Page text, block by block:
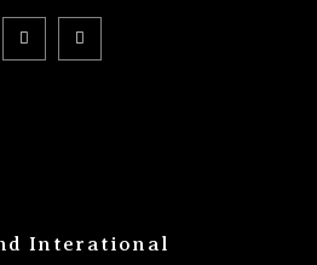
Interational